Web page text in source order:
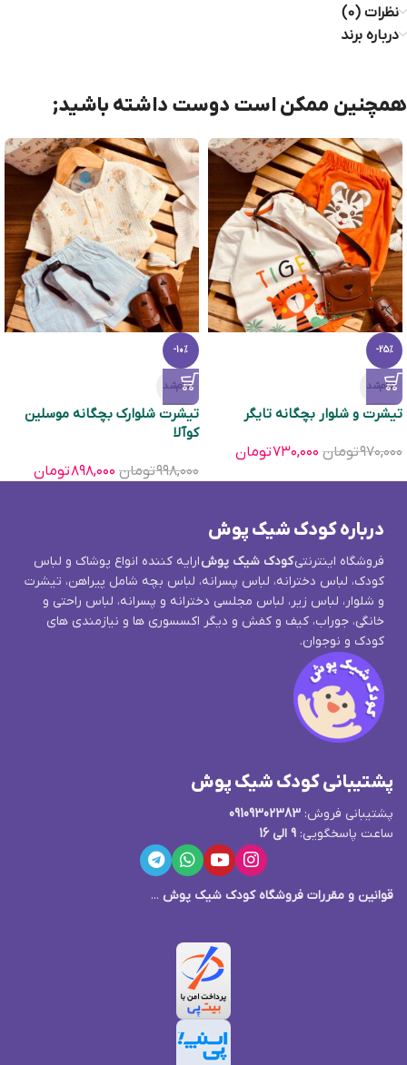
نظرات (0)
درباره برند
همچنین ممکن است دوست داشته باشید;
-25%
تمام‌شد
تیشرت و شلوار بچگانه تایگر
۹۷۰,۰۰۰تومان ۷۳۰,۰۰۰تومان
-10%
تمام‌شد
تیشرت شلوارک بچگانه موسلین
کوآلا
۹۹۸,۰۰۰تومان ۸۹۸,۰۰۰تومان
درباره کودک شیک پوش
فروشگاه اینترنتیکودک شیک پوشارایه کننده انواع پوشاک و لباس
کودک، لباس دخترانه، لباس پسرانه، لباس بچه شامل پیراهن، تیشرت
و شلوار، لباس زیر، لباس مجلسی دخترانه و پسرانه، لباس راحتی و
خانگی، جوراب، کیف و کفش و دیگر اکسسوری ها و نیازمندی های
کودک و نوجوان.
پشتیبانی کودک شیک پوش
پشتیبانی فروش: 09109302383
ساعت پاسخگویی: 9 الی 16
قوانین و مقررات فروشگاه کودک شیک پوش ...